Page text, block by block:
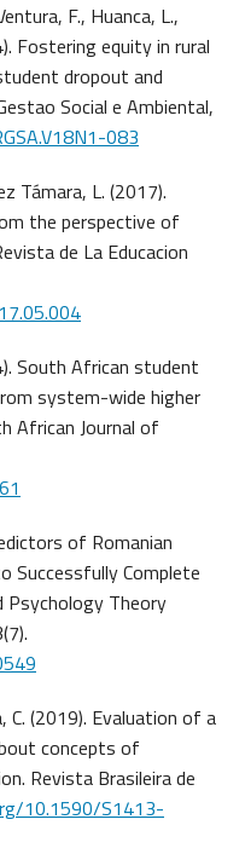
F., Huanca, L.,
Fostering equity in rural
dropout and
Social e Ambiental,
083
Támara, L. (2017).
the perspective of
de La Educacion
South African student
system-wide higher
African Journal of
of Romanian
Successfully Complete
Theory
C. (2019). Evaluation of a
concepts of
Revista Brasileira de
10.1590/S1413-